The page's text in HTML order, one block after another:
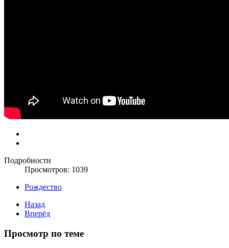
Подробности
Просмотров: 1039
Рождество
Назад
Вперёд
Просмотр по теме